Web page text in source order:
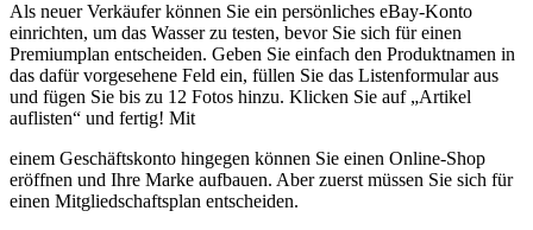
Als neuer Verkäufer können Sie ein persönliches eBay-Konto
einrichten, um das Wasser zu testen, bevor Sie sich für einen
Premiumplan entscheiden. Geben Sie einfach den Produktnamen in
das dafür vorgesehene Feld ein, füllen Sie das Listenformular aus
und fügen Sie bis zu 12 Fotos hinzu. Klicken Sie auf „Artikel
auflisten“ und fertig! Mit
einem Geschäftskonto hingegen können Sie einen Online-Shop
eröffnen und Ihre Marke aufbauen. Aber zuerst müssen Sie sich für
einen Mitgliedschaftsplan entscheiden.